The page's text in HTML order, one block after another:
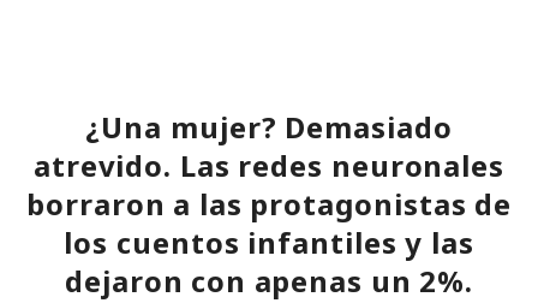
10:34 / 07.08.2026
Hombre podría afrontar hasta 32 años de prisión por filtrar
secretos de 165 empresas.
¿Una mujer? Demasiado
atrevido. Las redes neuronales
borraron a las protagonistas de
los cuentos infantiles y las
dejaron con apenas un 2%.